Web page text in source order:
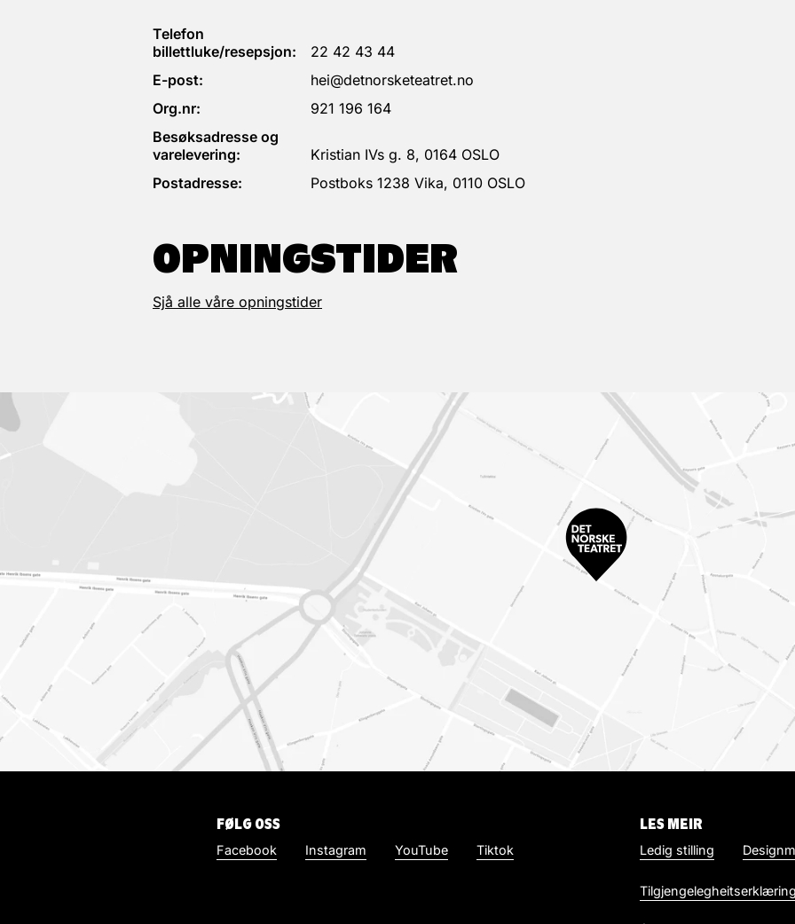
Telefon
billettluke/resepsjon:
22 42 43 44
E-post:
hei@detnorsketeatret.no
Org.nr:
921 196 164
Besøksadresse og
varelevering:
Kristian IVs g. 8, 0164 OSLO
Postadresse:
Postboks 1238 Vika, 0110 OSLO
OPNINGSTIDER
Sjå alle våre opningstider
FØLG OSS
Facebook Instagram YouTube Tiktok
LES MEIR
Ledig stilling
Tilgjengelegheitserklæring